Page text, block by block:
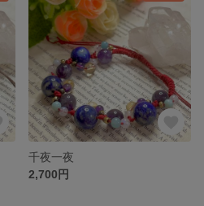
千夜一夜
2,700円